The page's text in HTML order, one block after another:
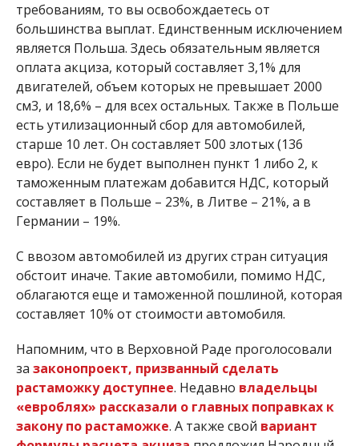
требованиям, то вы освобождаетесь от
большинства выплат. Единственным исключением
является Польша. Здесь обязательным является
оплата акциза, который составляет 3,1% для
двигателей, объем которых не превышает 2000
см3, и 18,6% – для всех остальных. Также в Польше
есть утилизационный сбор для автомобилей,
старше 10 лет. Он составляет 500 злотых (136
евро). Если не будет выполнен пункт 1 либо 2, к
таможенным платежам добавится НДС, который
составляет в Польше – 23%, в Литве – 21%, а в
Германии – 19%.
С ввозом автомобилей из других стран ситуация
обстоит иначе. Такие автомобили, помимо НДС,
облагаются еще и таможенной пошлиной, которая
составляет 10% от стоимости автомобиля.
Напомним, что в Верховной Раде проголосовали
за законопроект, призванный сделать
растаможку доступнее. Недавно владельцы
«евроблях» рассказали о главных поправках к
закону по растаможке. А также свой вариант